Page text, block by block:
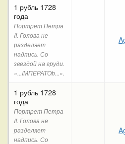
1 рубль 1728
года
Портрет Петра
II. Голова не
разделяет
надпись. Со
звездой на груди.
«...IМПЕРАТОb...».
1 рубль 1728
года
Портрет Петра
II. Голова не
разделяет
надпись. Со